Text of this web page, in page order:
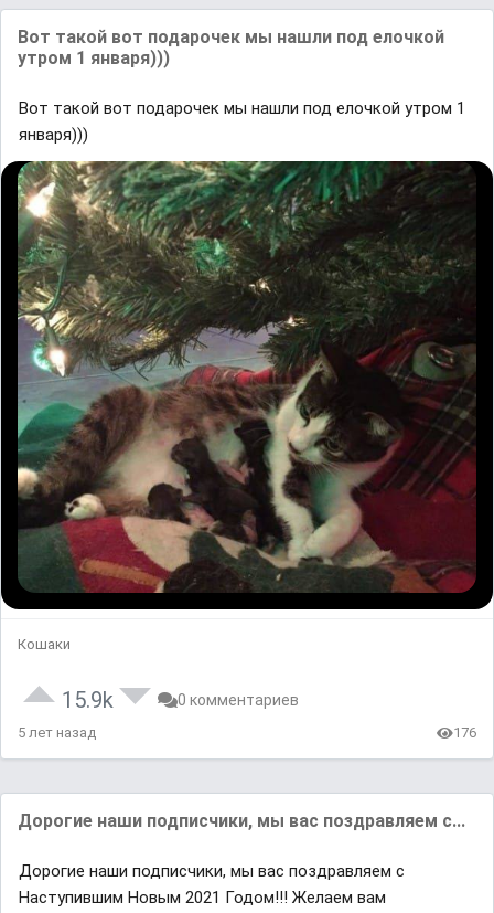
Вот такой вот подарочек мы нашли под елочкой
утром 1 января)))
Вот такой вот подарочек мы нашли под елочкой утром 1
января)))
Кошаки
15.9k 0 комментариев
5 лет назад 176
Дорогие наши подписчики, мы вас поздравляем с...
Дорогие наши подписчики, мы вас поздравляем с
Наступившим Новым 2021 Годом!!! Желаем вам